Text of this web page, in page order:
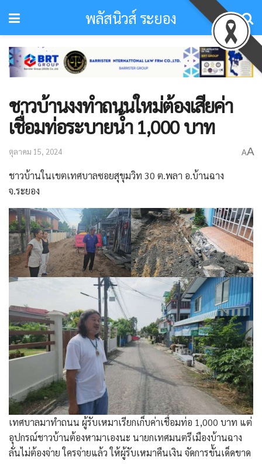
พลัสนิวส์ ระยอง
ชาวบ้านงงทำถนนใหม่ต้องเสียค่า
เชื่อมท่อระบายน้ำ 1,000 บาท
ตุลาคม 15, 2024 AA
ชาวบ้านในเขตเทศบาลซอยสุขุมวิท 30 ต.พลา อ.บ้านฉาง
จ.ระยอง
เทศบาลมาทำถนน ผู้รับเหมาเรียกเก็บค่าเชื่อมท่อ 1,000 บาท แต่
อุปกรณ์ชาวบ้านต้องหามาเองนะ นายกเทศมนตรีเมืองบ้านฉาง
ลั่นไม่ต้องจ่าย ใครจ่ายแล้ว ให้ผู้รับเหมาคืนเงิน จัดการขั้นเด็ดขาด